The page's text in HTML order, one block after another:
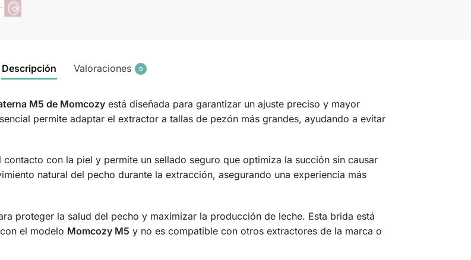
Descripción Valoraciones 0
M5 de Momcozyestá diseñada para garantizar un ajuste preciso y mayor
permite adaptar el extractor a tallas de pezón más grandes, ayudando a evitar
con la piel y permite un sellado seguro que optimiza la succión sin causar
natural del pecho durante la extracción, asegurando una experiencia más
proteger la salud del pecho y maximizar la producción de leche. Esta brida está
el modelo Momcozy M5 y no es compatible con otros extractores de la marca o